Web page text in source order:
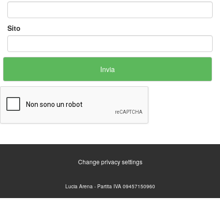
Sito
Change privacy settings
Lucia Arena - Partita IVA 09457150960